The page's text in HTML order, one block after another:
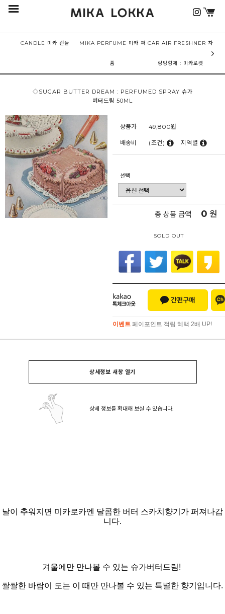
CANDLE 미카 캔들 MIKA PERFUME 미카 퍼
퓸
CAR AIR FRESHNER 차
량방향제 : 미카로켓
◇SUGAR BUTTER DREAM : PERFUMED SPRAY 슈가
버터드림 50ML
상품가 49,800원
배송비 (조건) 지역별
선택
총 상품 금액 0 원
SOLD OUT
이벤트 페이포인트 적립 혜택 2배 UP!
이벤트페이포인트 적립 혜택 2배 UP!
상세정보 새창 열기
상세 정보를 확대해 보실 수 있습니다.
날이 추워지면 미카로카엔 달콤한 버터 스카치향기가 퍼져나갑
니다.
겨울에만 만나볼 수 있는 슈가버터드림!
쌀쌀한 바람이 도는 이 때만 만나볼 수 있는 특별한 향기입니다.